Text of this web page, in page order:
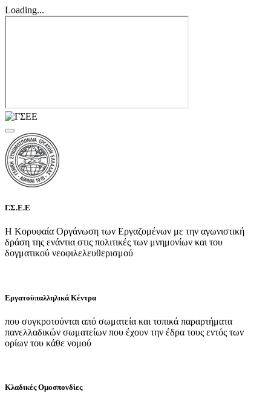
Loading...
Γ.Σ.Ε.Ε
Η Κορυφαία Οργάνωση των Εργαζομένων με την αγωνιστική
δράση της ενάντια στις πολιτικές των μνημονίων και του
δογματικού νεοφιλελευθερισμού
Εργατοϋπαλληλικά Κέντρα
που συγκροτούνται από σωματεία και τοπικά παραρτήματα
πανελλαδικών σωματείων που έχουν την έδρα τους εντός των
ορίων του κάθε νομού
Κλαδικές Ομοσπονδίες